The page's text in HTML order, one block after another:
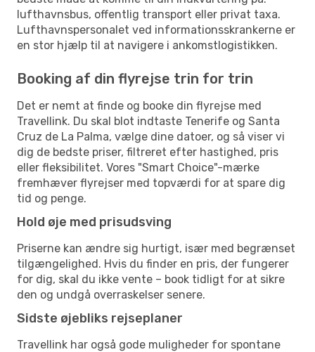
lufthavnsbus, offentlig transport eller privat taxa.
Lufthavnspersonalet ved informationsskrankerne er
en stor hjælp til at navigere i ankomstlogistikken.
Booking af din flyrejse trin for trin
Det er nemt at finde og booke din flyrejse med
Travellink. Du skal blot indtaste Tenerife og Santa
Cruz de La Palma, vælge dine datoer, og så viser vi
dig de bedste priser, filtreret efter hastighed, pris
eller fleksibilitet. Vores "Smart Choice"-mærke
fremhæver flyrejser med topværdi for at spare dig
tid og penge.
Hold øje med prisudsving
Priserne kan ændre sig hurtigt, især med begrænset
tilgængelighed. Hvis du finder en pris, der fungerer
for dig, skal du ikke vente – book tidligt for at sikre
den og undgå overraskelser senere.
Sidste øjebliks rejseplaner
Travellink har også gode muligheder for spontane